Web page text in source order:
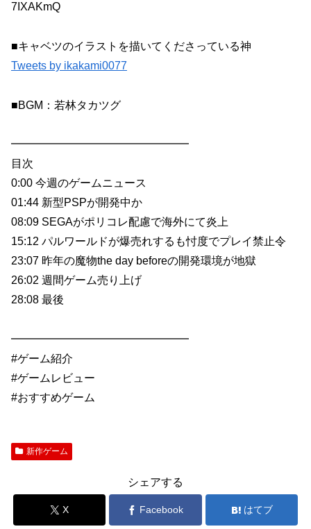
7IXAKmQ
■キャベツのイラストを描いてくださっている神
Tweets by ikakami0077
■BGM：若林タカツグ
━━━━━━━━━━━━━━━━
目次
0:00 今週のゲームニュース
01:44 新型PSPが開発中か
08:09 SEGAがポリコレ配慮で海外にて炎上
15:12 パルワールドが爆売れするも忖度でプレイ禁止令
23:07 昨年の魔物the day beforeの開発環境が地獄
26:02 週間ゲーム売り上げ
28:08 最後
━━━━━━━━━━━━━━━━
#ゲーム紹介
#ゲームレビュー
#おすすめゲーム
新作ゲーム
シェアする
X Facebook はてブ